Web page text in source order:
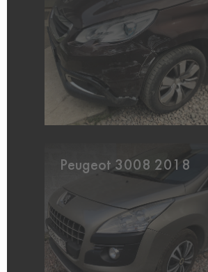
Peugeot 3008 2018